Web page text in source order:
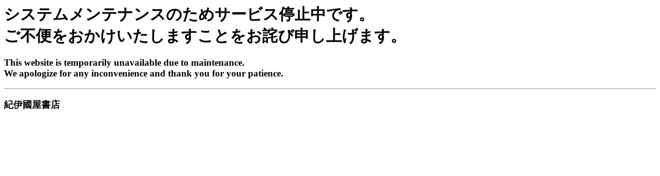
システムメンテナンスのためサービス停止中です。
ご不便をおかけいたしますことをお詫び申し上げます。
This website is temporarily unavailable due to maintenance.
We apologize for any inconvenience and thank you for your patience.
紀伊國屋書店